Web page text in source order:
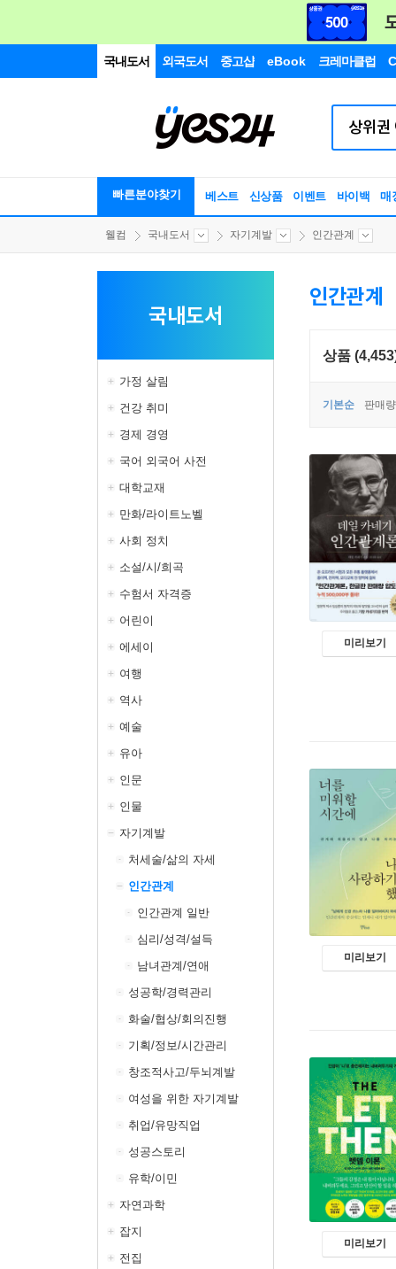
국내도서 외국도서 중고샵 eBook 크레마클럽
빠른분야찾기 베스트 신상품 이벤트 바이백 매
웰컴 국내도서 자기계발 인간관계
국내도서
가정 살림
건강 취미
경제 경영
국어 외국어 사전
대학교재
만화/라이트노벨
사회 정치
소설/시/희곡
수험서 자격증
어린이
에세이
여행
역사
예술
유아
인문
인물
자기계발
처세술/삶의 자세
인간관계
인간관계 일반
심리/성격/설득
남녀관계/연애
성공학/경력관리
화술/협상/회의진행
기획/정보/시간관리
창조적사고/두뇌계발
여성을 위한 자기계발
취업/유망직업
성공스토리
유학/이민
자연과학
잡지
전집
인간관계
상품
기본순 판매
미리보기
미리보기
미리보기